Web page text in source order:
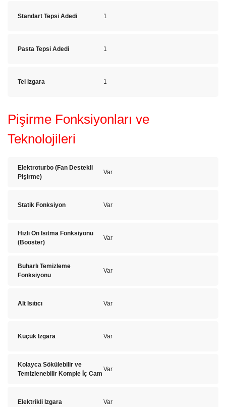
Standart Tepsi Adedi 1
Pasta Tepsi Adedi 1
Tel Izgara 1
Pişirme Fonksiyonları ve
Teknolojileri
Elektroturbo (Fan Destekli
Pişirme)
Var
Statik Fonksiyon Var
Hızlı Ön Isıtma Fonksiyonu
(Booster)
Var
Buharlı Temizleme
Fonksiyonu
Var
Alt Isıtıcı Var
Küçük Izgara Var
Kolayca Sökülebilir ve
Temizlenebilir Komple İç Cam
Var
Elektrikli Izgara Var